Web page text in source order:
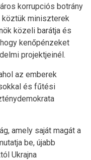
korrupciós botrány
köztük miniszterek
közeli barátja és
kenőpénzeket
projektjeinél.
az emberek
és fűtési
amely saját magát a
be, újabb
Ukrajna